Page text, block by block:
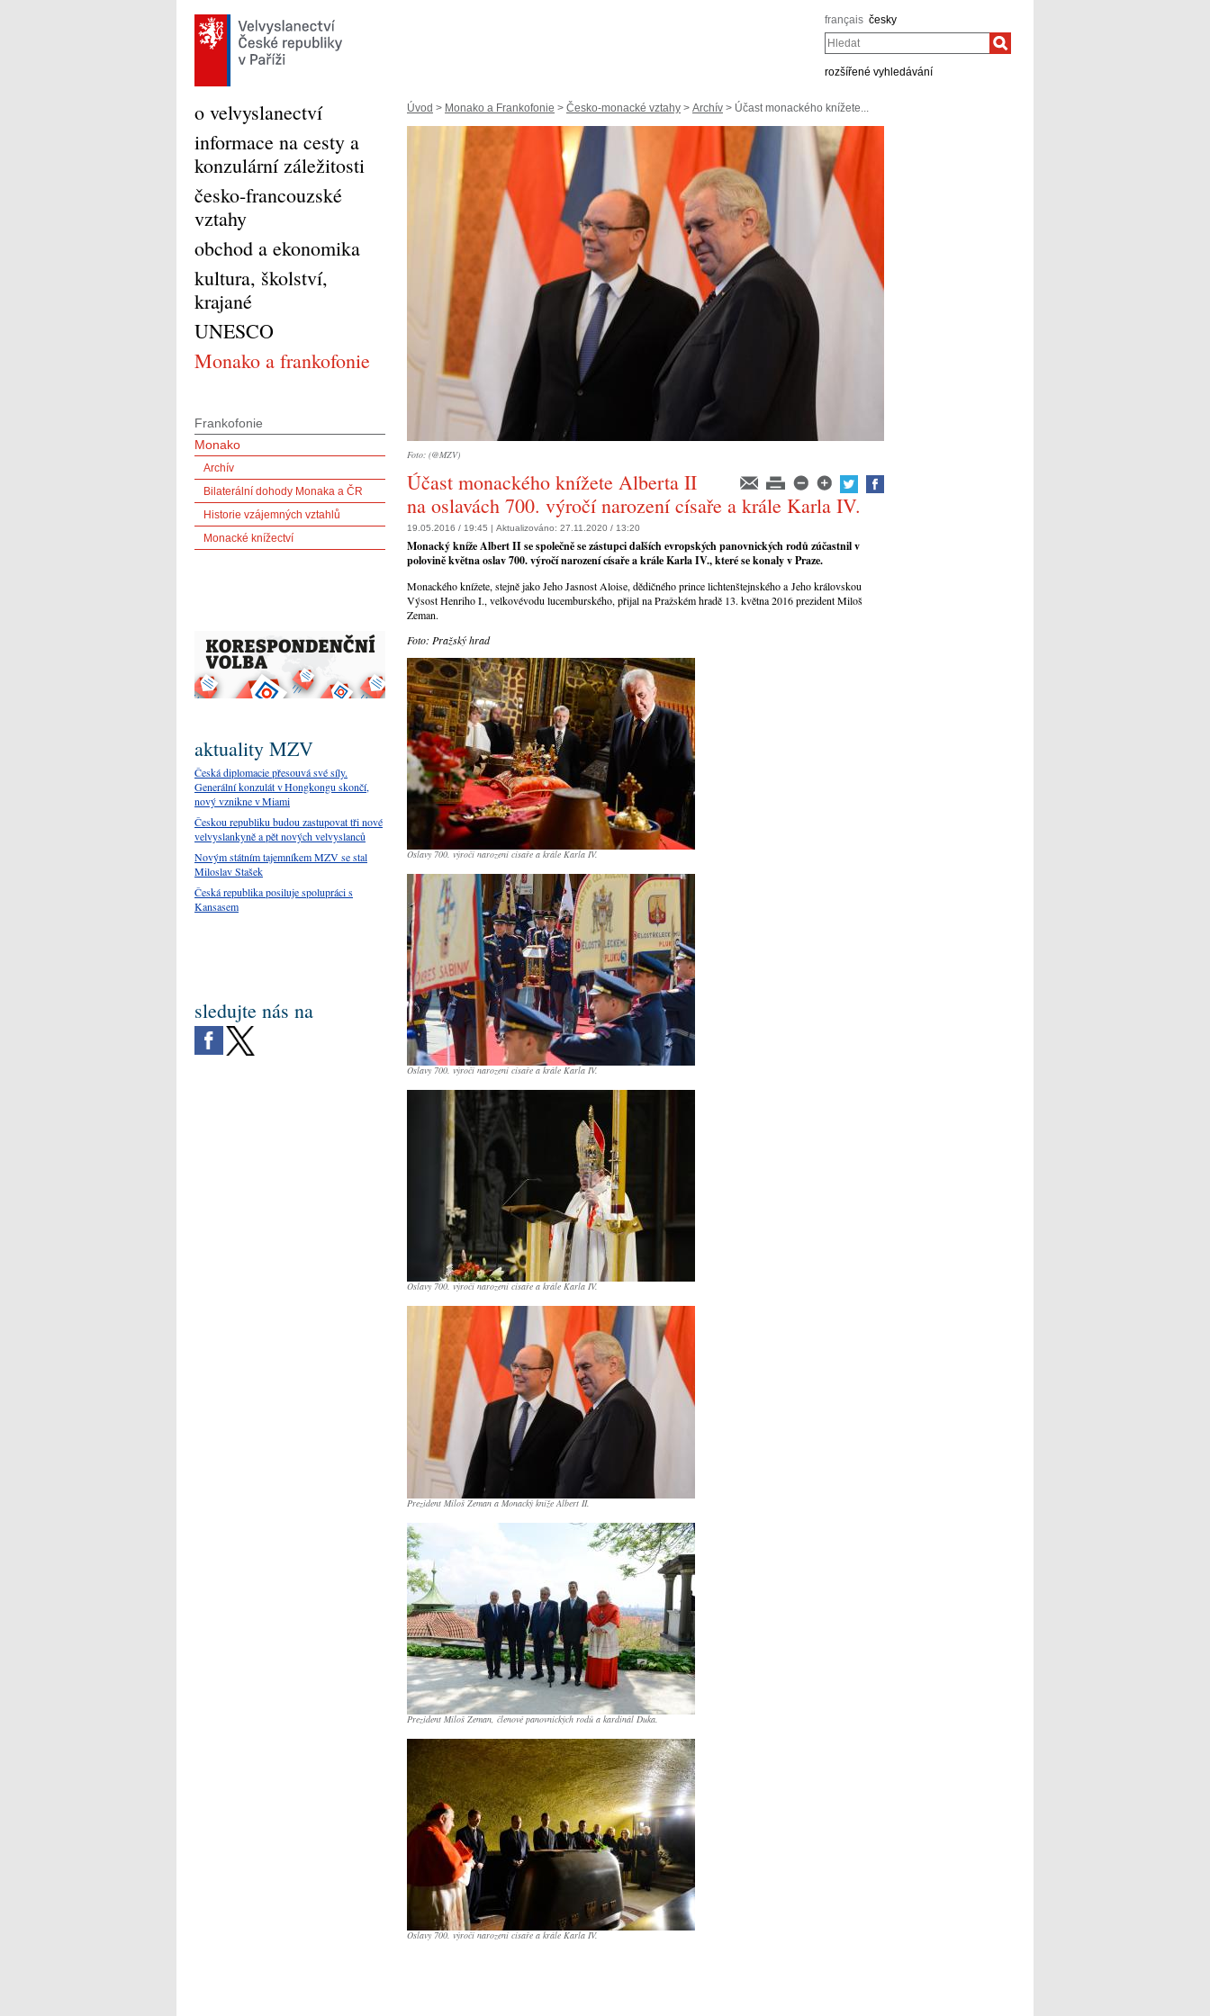
français česky
Hledat
rozšířené vyhledávání
Úvod > Monako a Frankofonie > Česko-monacké vztahy > Archív > Účast monackého knížete...
Foto: (@MZV)
Účast monackého knížete Alberta II
na oslavách 700. výročí narození císaře a krále Karla IV.
19.05.2016 / 19:45 | Aktualizováno: 27.11.2020 / 13:20
Monacký kníže Albert II se společně se zástupci dalších evropských panovnických rodů zúčastnil v
polovině května oslav 700. výročí narození císaře a krále Karla IV., které se konaly v Praze.
Monackého knížete, stejně jako Jeho Jasnost Aloise, dědičného prince lichtenštejnského a Jeho královskou
Výsost Henriho I., velkovévodu lucemburského, přijal na Pražském hradě 13. května 2016 prezident Miloš
Zeman.
Foto: Pražský hrad
Oslavy 700. výročí narození císaře a krále Karla IV.
Oslavy 700. výročí narození císaře a krále Karla IV.
Oslavy 700. výročí narození císaře a krále Karla IV.
Prezident Miloš Zeman a Monacký kníže Albert II.
Prezident Miloš Zeman, členové panovnických rodů a kardinál Duka.
Oslavy 700. výročí narození císaře a krále Karla IV.
o velvyslanectví
informace na cesty a
konzulární záležitosti
česko-francouzské
vztahy
obchod a ekonomika
kultura, školství,
krajané
UNESCO
Monako a frankofonie
Frankofonie
Monako
Archív
Bilaterální dohody Monaka a ČR
Historie vzájemných vztahlů
Monacké knížectví
aktuality MZV
Česká diplomacie přesouvá své síly.
Generální konzulát v Hongkongu skončí,
nový vznikne v Miami
Českou republiku budou zastupovat tři nové
velvyslankyně a pět nových velvyslanců
Novým státním tajemníkem MZV se stal
Miloslav Stašek
Česká republika posiluje spolupráci s
Kansasem
sledujte nás na